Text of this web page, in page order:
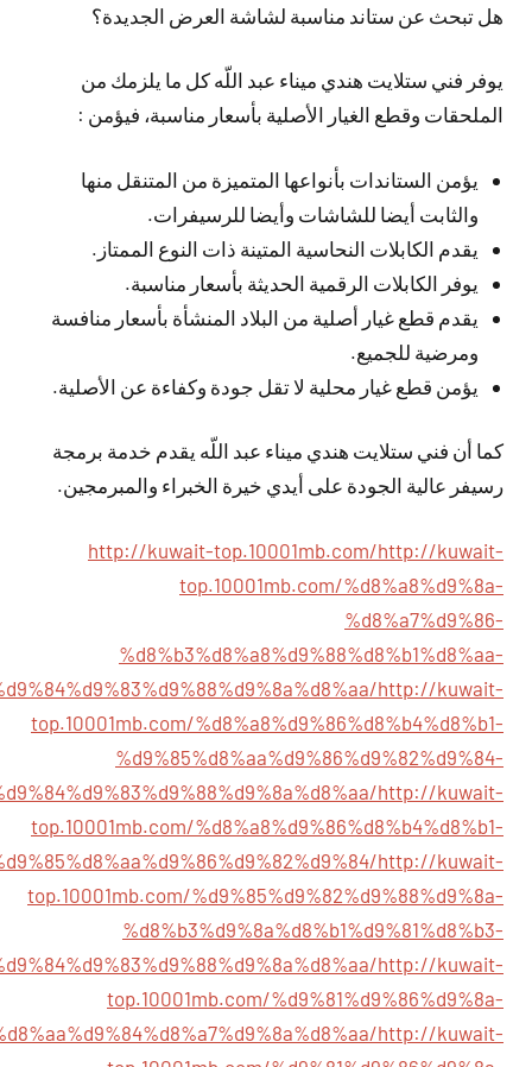
هل تبحث عن ستاند مناسبة لشاشة العرض الجديدة؟
يوفر فني ستلايت هندي ميناء عبد اللّه كل ما يلزمك من
الملحقات وقطع الغيار الأصلية بأسعار مناسبة، فيؤمن :
يؤمن الستاندات بأنواعها المتميزة من المتنقل منها
والثابت أيضا للشاشات وأيضا للرسيفرات.
يقدم الكابلات النحاسية المتينة ذات النوع الممتاز.
يوفر الكابلات الرقمية الحديثة بأسعار مناسبة.
يقدم قطع غيار أصلية من البلاد المنشأة بأسعار منافسة
ومرضية للجميع.
يؤمن قطع غيار محلية لا تقل جودة وكفاءة عن الأصلية.
كما أن فني ستلايت هندي ميناء عبد اللّه يقدم خدمة برمجة
رسيفر عالية الجودة على أيدي خيرة الخبراء والمبرمجين.
http://kuwait-top.10001mb.com/http://kuwait-
top.10001mb.com/%d8%a8%d9%8a-
%d8%a7%d9%86-
%d8%b3%d8%a8%d9%88%d8%b1%d8%aa-
http://kuwait-
top.10001mb.com/%d8%a8%d9%86%d8%b4%d8%b1-
%d9%85%d8%aa%d9%86%d9%82%d9%84-
http://kuwait-
top.10001mb.com/%d8%a8%d9%86%d8%b4%d8%b1-
http://kuwait-
top.10001mb.com/%d9%85%d9%82%d9%88%d9%8a-
%d8%b3%d9%8a%d8%b1%d9%81%d8%b3-
http://kuwait-
top.10001mb.com/%d9%81%d9%86%d9%8a-
http://kuwait-